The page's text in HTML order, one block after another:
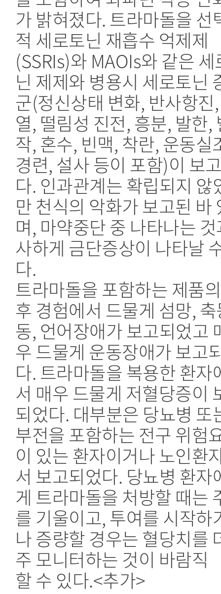
가 밝혀졌다. 트라마돌을 선
적 세로토닌 재흡수 억제제
(SSRIs)와 MAOIs와 같은
닌 제제와 병용시 세로토닌
군(정신상태 변화, 반사항진
열, 떨림성 진전, 흥분, 발한,
작, 혼수, 빈맥, 착란, 운동실
경련, 설사 등이 포함)이 보
다. 인과관계는 확립되지 않
만 천식의 악화가 보고된 바
며, 마약중단 중 나타나는
사하게 금단증상이 나타날
다.
트라마돌을 포함하는 제품
후 경험에서 드물게 섬망,
동, 언어장애가 보고되었고
우 드물게 운동장애가 보고
다. 트라마돌을 복용한 환자
서 매우 드물게 저혈당증이
되었다. 대부분은 당뇨병 또
부전을 포함하는 전구 위험
이 있는 환자이거나 노인환
서 보고되었다. 당뇨병 환자
게 트라마돌을 처방할 때는
를 기울이고, 투여를 시작하
나 증량할 경우는 혈당치를
주 모니터하는 것이 바람직
할 수 있다.<추가>